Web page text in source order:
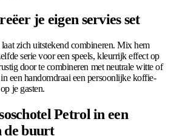
je eigen servies set
zich uitstekend combineren. Mix hem
serie voor een speels, kleurrijk effect op
door te combineren met neutrale witte of
een handomdraai een persoonlijke koffie-
je gasten.
Petrol in een
de buurt